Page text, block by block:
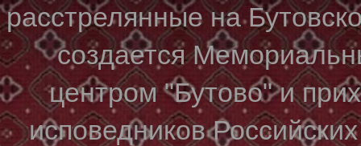
расстрелянные на
создается
центром "Бутово" и
исповедников